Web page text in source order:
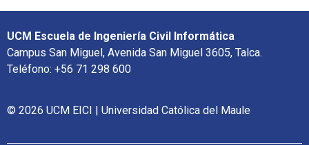
UCM Escuela de Ingeniería Civil Informática
Campus San Miguel, Avenida San Miguel 3605, Talca.
Teléfono: +56 71 298 600
© 2026 UCM EICI | Universidad Católica del Maule